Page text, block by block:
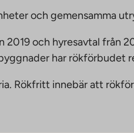
och gemensamma
2019 och hyresavtal
har rökförbudet
Rökfritt innebär att